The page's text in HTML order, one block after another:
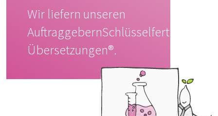
Wir liefern unseren
AuftraggebernSchlüsselfertige
Übersetzungen®.